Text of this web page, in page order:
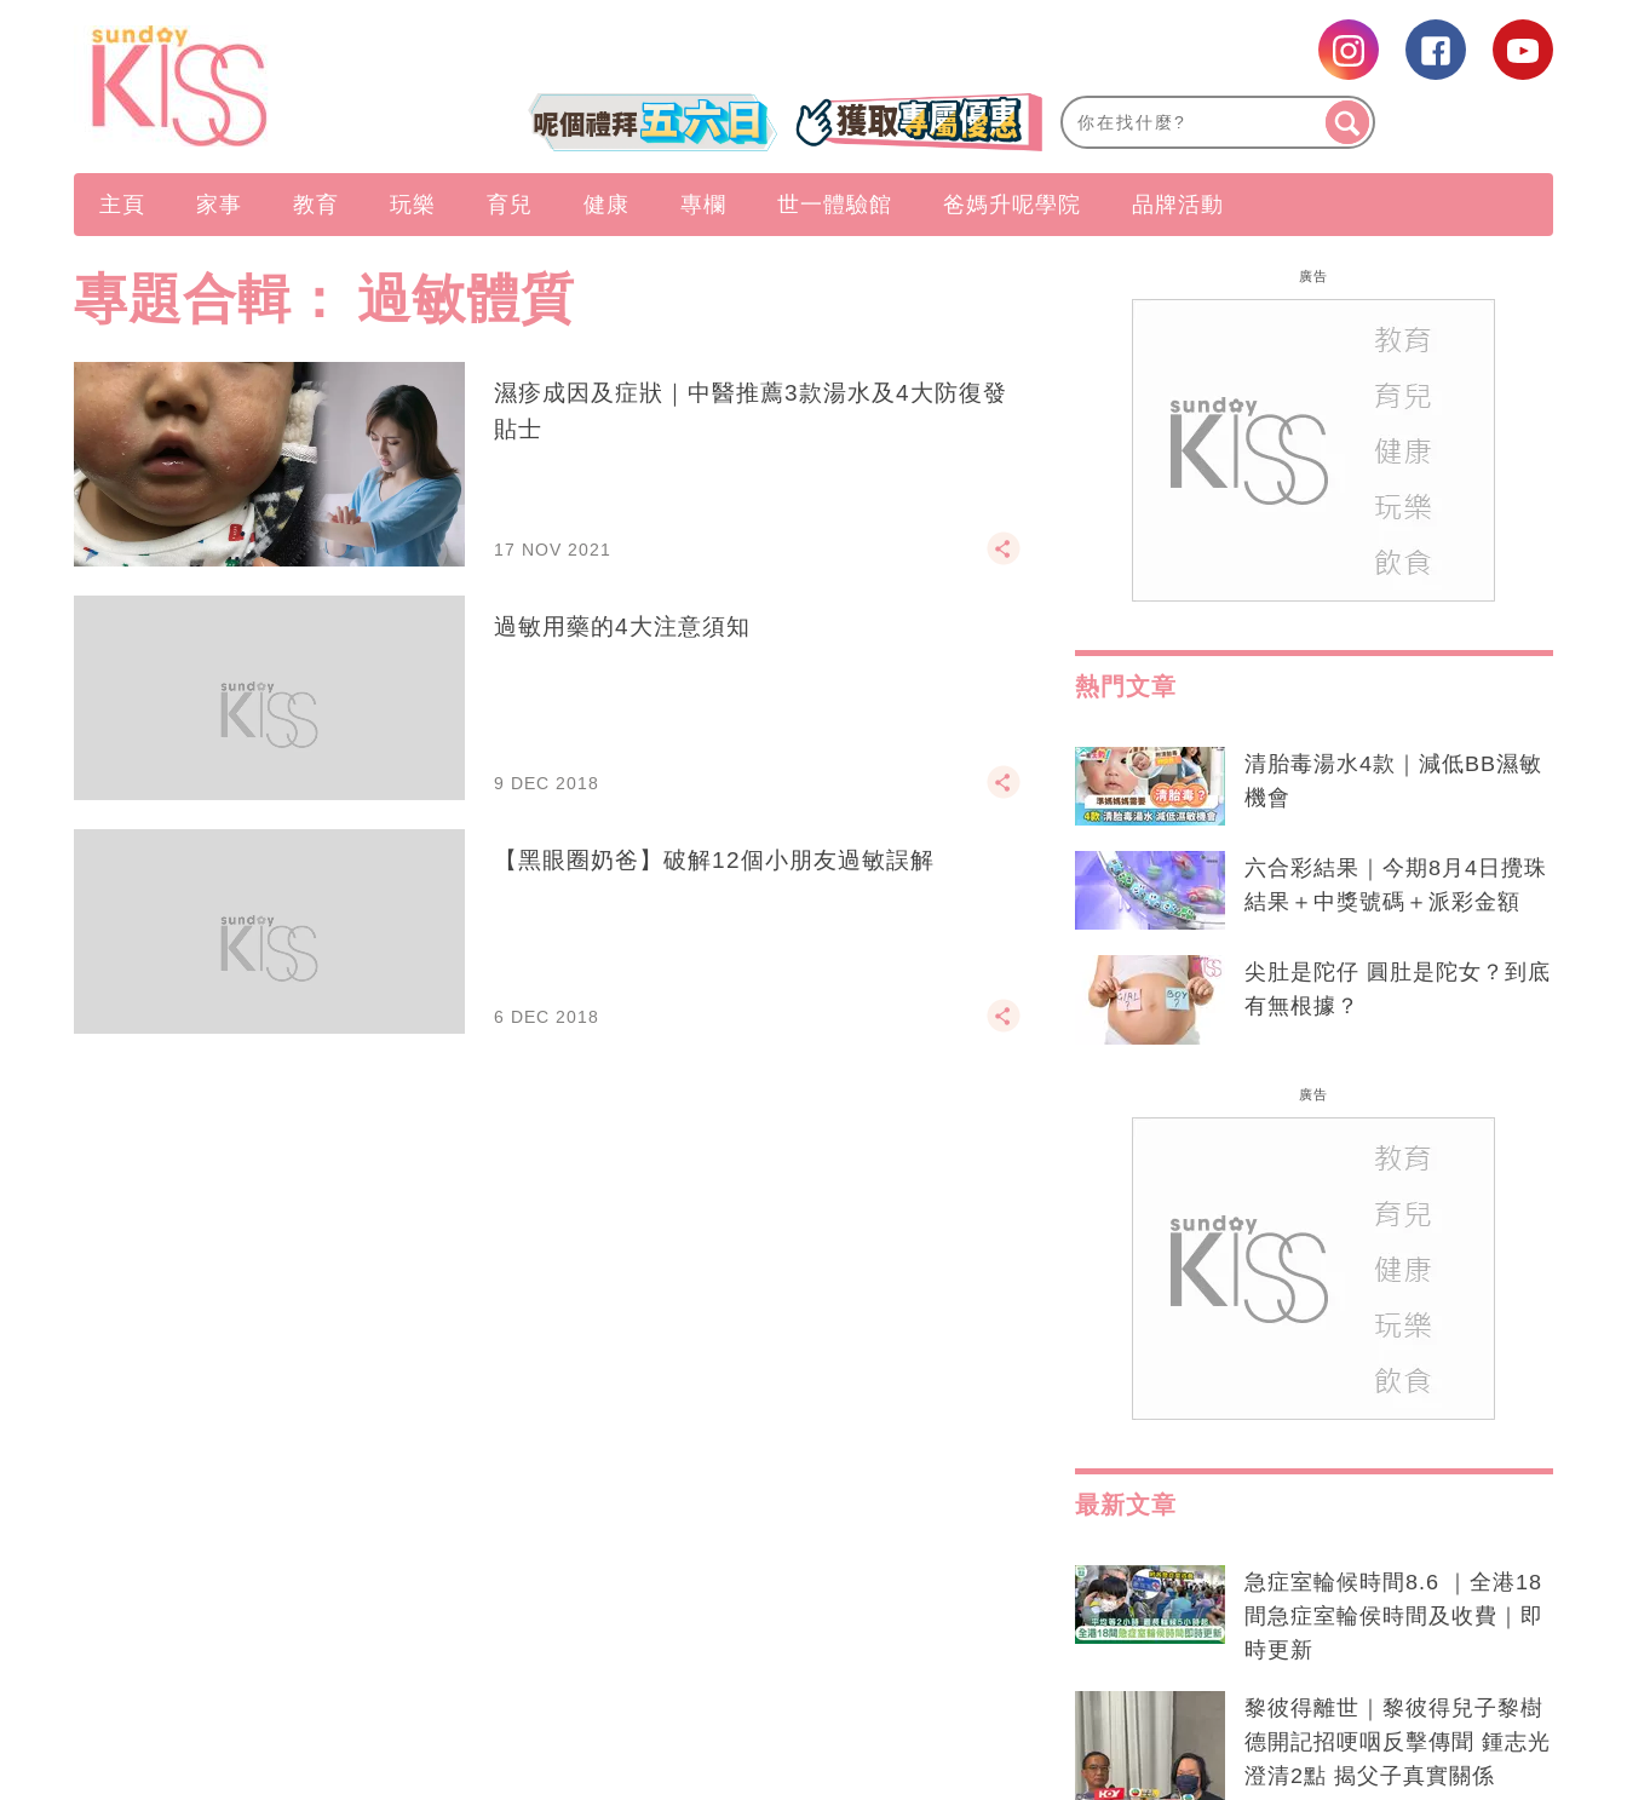
主頁 家事 教育 玩樂 育兒 健康 專欄 世一體驗館 爸媽升呢學院 品牌活動
專題合輯： 過敏體質
濕疹成因及症狀｜中醫推薦3款湯水及4大防復發
貼士
17 NOV 2021
過敏用藥的4大注意須知
9 DEC 2018
【黑眼圈奶爸】破解12個小朋友過敏誤解
6 DEC 2018
廣告
熱門文章
清胎毒湯水4款｜減低BB濕敏
機會
六合彩結果｜今期8月4日攪珠
結果＋中獎號碼＋派彩金額
尖肚是陀仔 圓肚是陀女？到底
有無根據？
廣告
最新文章
急症室輪候時間8.6 ｜全港18
間急症室輪侯時間及收費｜即
時更新
黎彼得離世｜黎彼得兒子黎樹
德開記招哽咽反擊傳聞 鍾志光
澄清2點 揭父子真實關係